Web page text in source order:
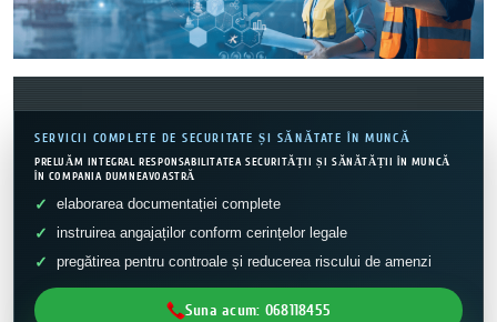
SERVICII COMPLETE DE SECURITATE ȘI SĂNĂTATE ÎN MUNCĂ
PRELUĂM INTEGRAL RESPONSABILITATEA SECURITĂȚII ȘI SĂNĂTĂȚII ÎN MUNCĂ
ÎN COMPANIA DUMNEAVOASTRĂ
elaborarea documentației complete
instruirea angajaților conform cerințelor legale
pregătirea pentru controale și reducerea riscului de amenzi
Suna acum: 068118455